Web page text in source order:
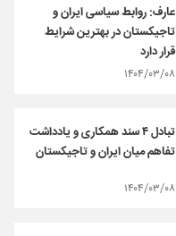
عارف: روابط سیاسی ایران و
تاجیکستان در بهترین شرایط
قرار دارد
۱۴۰۴/۰۳/۰۸
تبادل ۴ سند همکاری و یادداشت
تفاهم میان ایران و تاجیکستان
۱۴۰۴/۰۳/۰۸